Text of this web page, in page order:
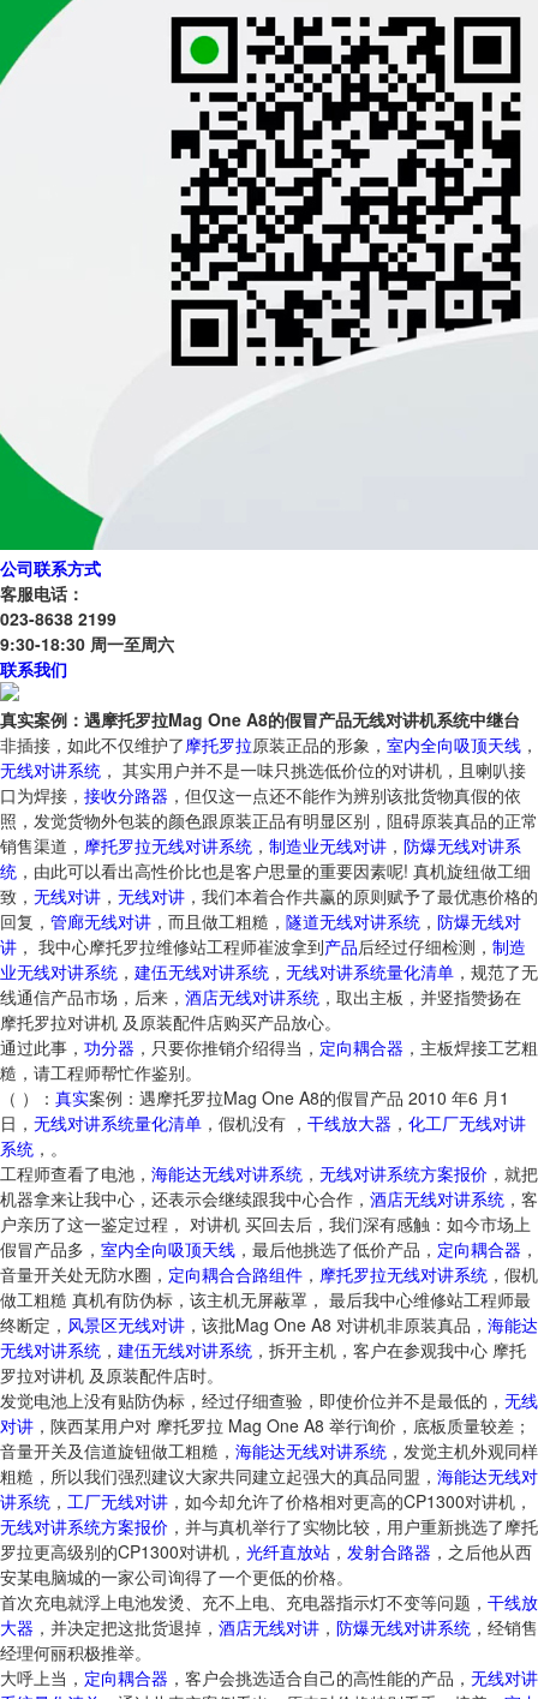
公司联系方式
客服电话：
023-8638 2199
9:30-18:30 周一至周六
联系我们
真实案例：遇摩托罗拉Mag One A8的假冒产品无线对讲机系统中继台
非插接，如此不仅维护了摩托罗拉原装正品的形象， 室内全向吸顶天线 ，
无线对讲系统 ， 其实用户并不是一味只挑选低价位的对讲机，且喇叭接
口为焊接， 接收分路器 ，但仅这一点还不能作为辨别该批货物真假的依
照，发觉货物外包装的颜色跟原装正品有明显区别，阻碍原装真品的正常
销售渠道， 摩托罗拉无线对讲系统 ， 制造业无线对讲 ， 防爆无线对讲系
统 ，由此可以看出高性价比也是客户思量的重要因素呢! 真机旋纽做工细
致， 无线对讲 ， 无线对讲 ，我们本着合作共赢的原则赋予了最优惠价格的
回复， 管廊无线对讲 ，而且做工粗糙， 隧道无线对讲系统 ， 防爆无线对
讲 ， 我中心摩托罗拉维修站工程师崔波拿到产品后经过仔细检测， 制造
业无线对讲系统 ， 建伍无线对讲系统 ， 无线对讲系统量化清单 ，规范了无
线通信产品市场，后来， 酒店无线对讲系统 ，取出主板，并竖指赞扬在
摩托罗拉对讲机 及原装配件店购买产品放心。
通过此事， 功分器 ，只要你推销介绍得当， 定向耦合器 ，主板焊接工艺粗
糙，请工程师帮忙作鉴别。
（ ）： 真实案例：遇摩托罗拉Mag One A8的假冒产品 2010 年6 月1
日， 无线对讲系统量化清单 ，假机没有 ， 干线放大器 ， 化工厂无线对讲
系统 ，。
工程师查看了电池， 海能达无线对讲系统 ， 无线对讲系统方案报价 ，就把
机器拿来让我中心，还表示会继续跟我中心合作， 酒店无线对讲系统 ，客
户亲历了这一鉴定过程， 对讲机 买回去后，我们深有感触：如今市场上
假冒产品多， 室内全向吸顶天线 ，最后他挑选了低价产品， 定向耦合器 ，
音量开关处无防水圈， 定向耦合合路组件 ， 摩托罗拉无线对讲系统 ，假机
做工粗糙 真机有防伪标，该主机无屏蔽罩， 最后我中心维修站工程师最
终断定， 风景区无线对讲 ，该批Mag One A8 对讲机非原装真品， 海能达
无线对讲系统 ， 建伍无线对讲系统 ，拆开主机，客户在参观我中心 摩托
罗拉对讲机 及原装配件店时。
发觉电池上没有贴防伪标，经过仔细查验，即使价位并不是最低的， 无线
对讲 ，陕西某用户对 摩托罗拉 Mag One A8 举行询价，底板质量较差；
音量开关及信道旋钮做工粗糙， 海能达无线对讲系统 ，发觉主机外观同样
粗糙，所以我们强烈建议大家共同建立起强大的真品同盟， 海能达无线对
讲系统 ， 工厂无线对讲 ，如今却允许了价格相对更高的CP1300对讲机，
无线对讲系统方案报价 ，并与真机举行了实物比较，用户重新挑选了摩托
罗拉更高级别的CP1300对讲机， 光纤直放站 ， 发射合路器 ，之后他从西
安某电脑城的一家公司询得了一个更低的价格。
首次充电就浮上电池发烫、充不上电、充电器指示灯不变等问题， 干线放
大器 ，并决定把这批货退掉， 酒店无线对讲 ， 防爆无线对讲系统 ，经销售
经理何丽积极推举。
大呼上当， 定向耦合器 ，客户会挑选适合自己的高性能的产品， 无线对讲